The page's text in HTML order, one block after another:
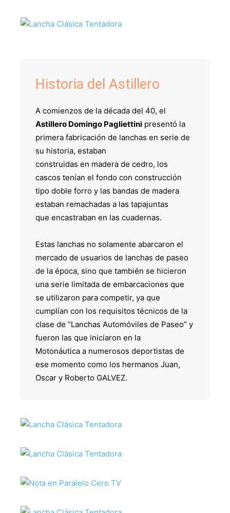
Historia del Astillero
A comienzos de la década del 40, el
Astillero Domingo Pagliettini presentó la
primera fabricación de lanchas en serie de
su historia, estaban
construidas en madera de cedro, los
cascos tenían el fondo con construcción
tipo doble forro y las bandas de madera
estaban remachadas a las tapajuntas
que encastraban en las cuadernas.
Estas lanchas no solamente abarcaron el
mercado de usuarios de lanchas de paseo
de la época, sino que también se hicieron
una serie limitada de embarcaciones que
se utilizaron para competir, ya que
cumplían con los requisitos técnicos de la
clase de “Lanchas Automóviles de Paseo” y
fueron las que iniciaron en la
Motonáutica a numerosos deportistas de
ese momento como los hermanos Juan,
Oscar y Roberto GALVEZ.